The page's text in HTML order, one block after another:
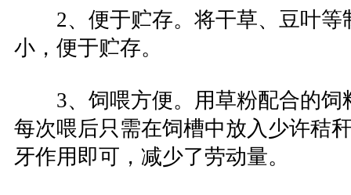
2、便于贮存。将干草、豆叶等
小，便于贮存。
3、饲喂方便。用草粉配合的饲
每次喂后只需在饲槽中放入少许秸
牙作用即可，减少了劳动量。